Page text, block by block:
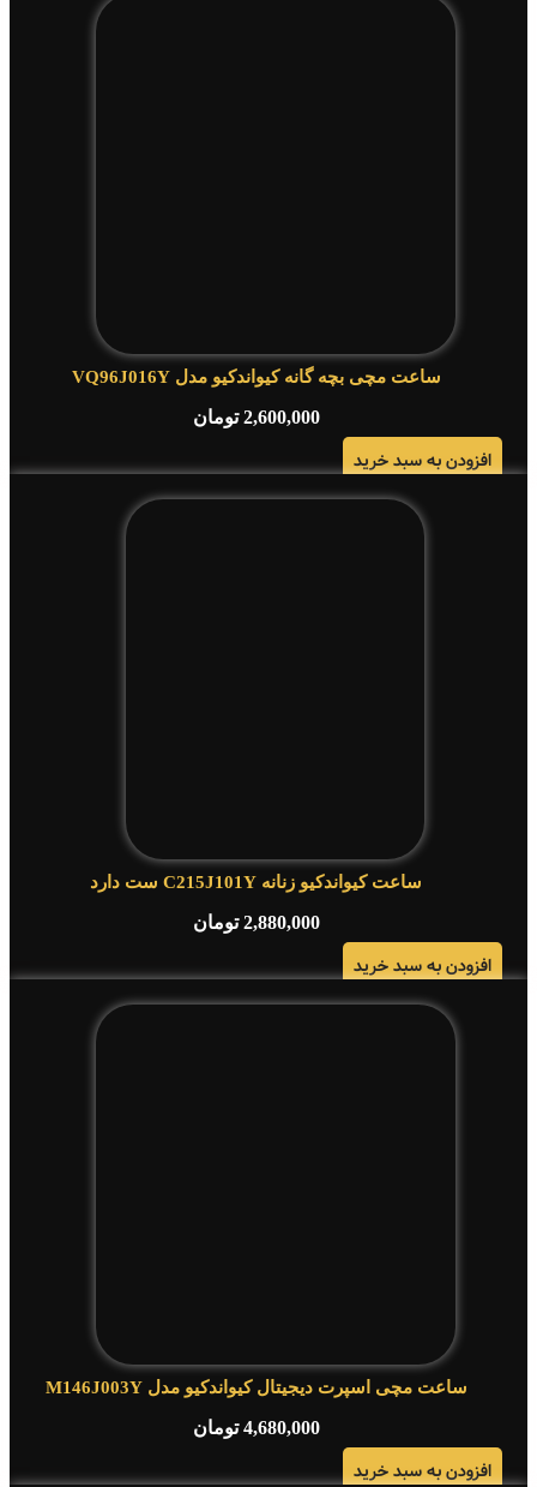
ساعت مچی بچه گانه کیواندکیو مدل VQ96J016Y
2,600,000 تومان
افزودن به سبد خرید
ساعت کیواندکیو زنانه C215J101Y ست دارد
2,880,000 تومان
افزودن به سبد خرید
ساعت مچی اسپرت دیجیتال کیواندکیو مدل M146J003Y
4,680,000 تومان
افزودن به سبد خرید